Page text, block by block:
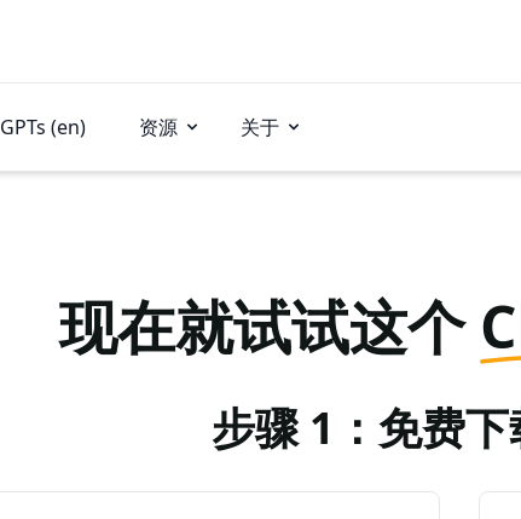
GPTs (en) 资源 关于
现在就试试这个
步骤 1：免费